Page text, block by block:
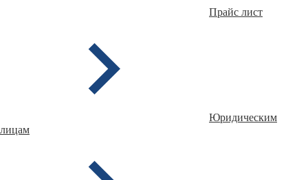
Прайс лист
Юридическим
лицам